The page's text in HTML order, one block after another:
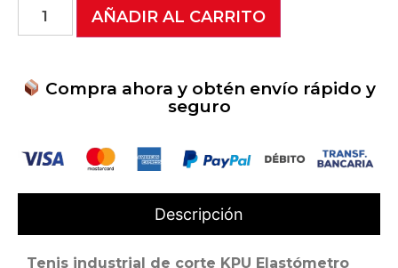
AÑADIR AL CARRITO
Compra ahora y obtén envío rápido y
seguro
Descripción
Tenis industrial de corte KPU Elastómetro